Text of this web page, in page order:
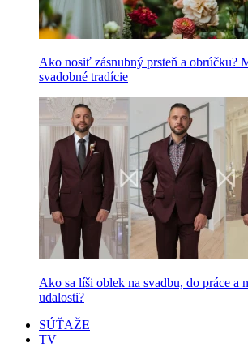
Ako nosiť zásnubný prsteň a obrúčku?
svadobné tradície
Ako sa líši oblek na svadbu, do práce a
udalosti?
SÚŤAŽE
TV